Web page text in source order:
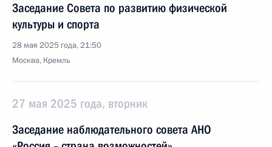
Заседание Совета по развитию физической
культуры и спорта
28 мая 2025 года, 21:50
Москва, Кремль
27 мая 2025 года, вторник
Заседание наблюдательного совета АНО